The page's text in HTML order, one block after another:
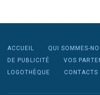
ACCUEIL QUI SOMMES-
DE PUBLICITÉ
VOS
LOGOTHÈQUE
CONTACTS